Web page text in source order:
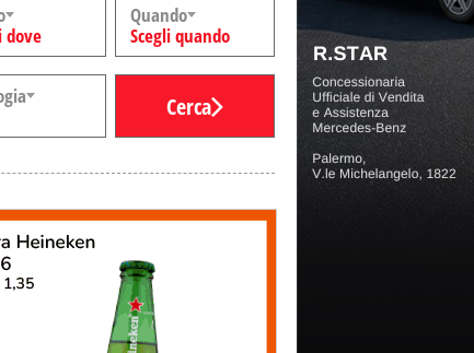
dove
Quando
Scegli quando
Cerca